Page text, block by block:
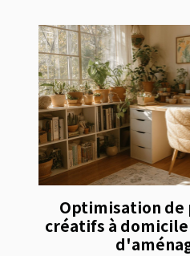
Optimisation de
créatifs à